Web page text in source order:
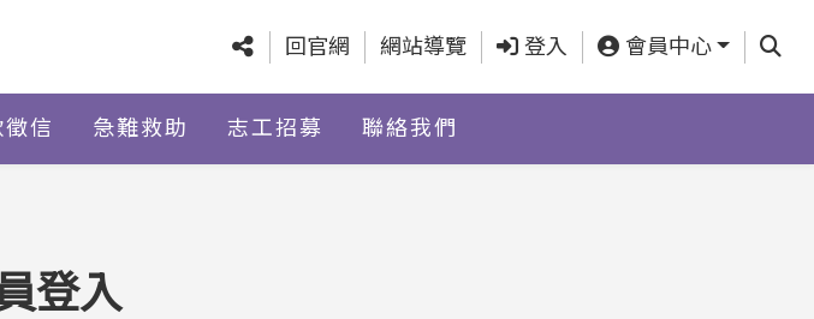
回官網 網站導覽 登入 會員中心 查詢
徵信 急難救助 志工招募 聯絡我們
登入